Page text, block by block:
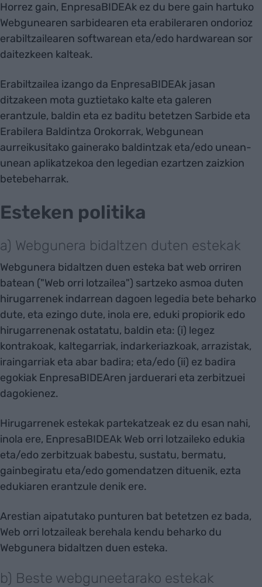
Horrez gain, EnpresaBIDEAk ez du bere gain hartuko
Webgunearen sarbidearen eta erabileraren ondorioz
erabiltzailearen softwarean eta/edo hardwarean sor
daitezkeen kalteak.
Erabiltzailea izango da EnpresaBIDEAk jasan
ditzakeen mota guztietako kalte eta galeren
erantzule, baldin eta ez baditu betetzen Sarbide eta
Erabilera Baldintza Orokorrak, Webgunean
aurreikusitako gainerako baldintzak eta/edo unean-
unean aplikatzekoa den legedian ezartzen zaizkion
betebeharrak.
Esteken politika
a) Webgunera bidaltzen duten estekak
Webgunera bidaltzen duen esteka bat web orriren
batean ("Web orri lotzailea") sartzeko asmoa duten
hirugarrenek indarrean dagoen legedia bete beharko
dute, eta ezingo dute, inola ere, eduki propiorik edo
hirugarrenenak ostatatu, baldin eta: (i) legez
kontrakoak, kaltegarriak, indarkeriazkoak, arrazistak,
iraingarriak eta abar badira; eta/edo (ii) ez badira
egokiak EnpresaBIDEAren jarduerari eta zerbitzuei
dagokienez.
Hirugarrenek estekak partekatzeak ez du esan nahi,
inola ere, EnpresaBIDEAk Web orri lotzaileko edukia
eta/edo zerbitzuak babestu, sustatu, bermatu,
gainbegiratu eta/edo gomendatzen dituenik, ezta
edukiaren erantzule denik ere.
Arestian aipatutako punturen bat betetzen ez bada,
Web orri lotzaileak berehala kendu beharko du
Webgunera bidaltzen duen esteka.
b) Beste webguneetarako estekak